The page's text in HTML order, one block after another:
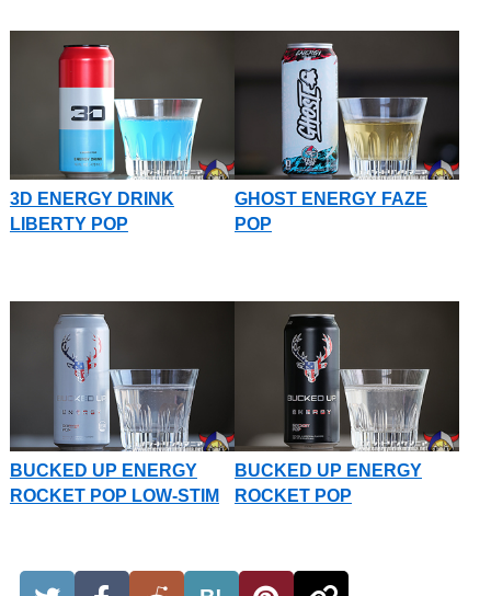
3D ENERGY DRINK
LIBERTY POP
GHOST ENERGY FAZE
POP
BUCKED UP ENERGY
ROCKET POP LOW-STIM
BUCKED UP ENERGY
ROCKET POP